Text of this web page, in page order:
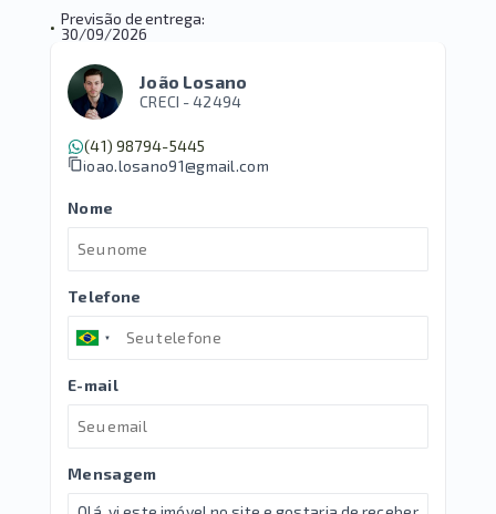
• Previsão de entrega:
30/09/2026
João Losano
CRECI -42494
(41) 98794-5445
joao.losano91@gmail.com
Nome
Telefone
E-mail
Mensagem